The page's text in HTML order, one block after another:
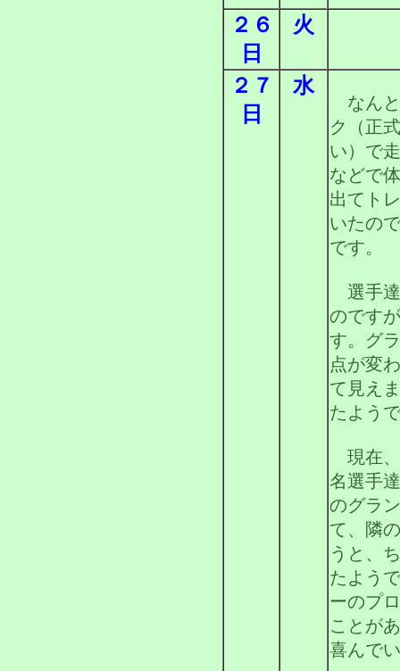
２６
日
火
２７
日
水
なんと
ク（正
い）で
などで
出てト
いたの
です。
選手達
のです
す。グ
点が変
て見え
たよう
現在、
名選手
のグラ
て、隣
うと、
たよう
ーのプ
ことが
喜んで